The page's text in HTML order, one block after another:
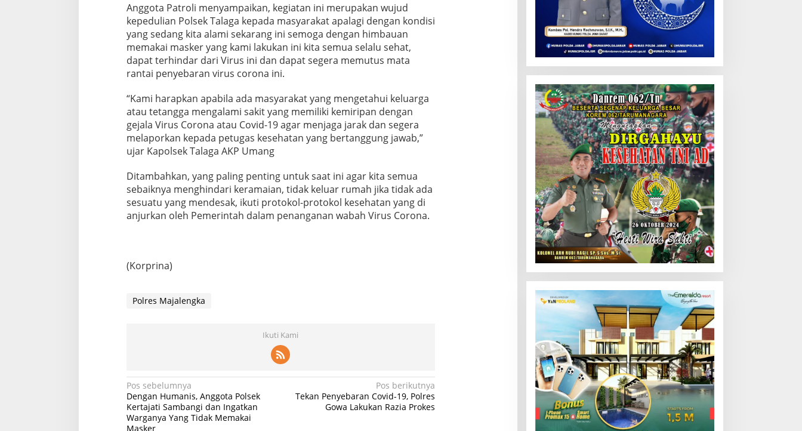
Anggota Patroli menyampaikan, kegiatan ini merupakan wujud
kepedulian Polsek Talaga kepada masyarakat apalagi dengan kondisi
yang sedang kita alami sekarang ini semoga dengan himbauan
memakai masker yang kami lakukan ini kita semua selalu sehat,
dapat terhindar dari Virus ini dan dapat segera memutus mata
rantai penyebaran virus corona ini.
“Kami harapkan apabila ada masyarakat yang mengetahui keluarga
atau tetangga mengalami sakit yang memiliki kemiripan dengan
gejala Virus Corona atau Covid-19 agar menjaga jarak dan segera
melaporkan kepada petugas kesehatan yang bertanggung jawab,”
ujar Kapolsek Talaga AKP Umang
Ditambahkan, yang paling penting untuk saat ini agar kita semua
sebaiknya menghindari keramaian, tidak keluar rumah jika tidak ada
sesuatu yang mendesak, ikuti protokol-protokol kesehatan yang di
anjurkan oleh Pemerintah dalam penanganan wabah Virus Corona.
(Korprina)
Polres Majalengka
Ikuti Kami
Navigasi
pos
Pos sebelumnya
Dengan Humanis, Anggota Polsek
Kertajati Sambangi dan Ingatkan
Warganya Yang Tidak Memakai
Masker
Pos berikutnya
Tekan Penyebaran Covid-19, Polres
Gowa Lakukan Razia Prokes